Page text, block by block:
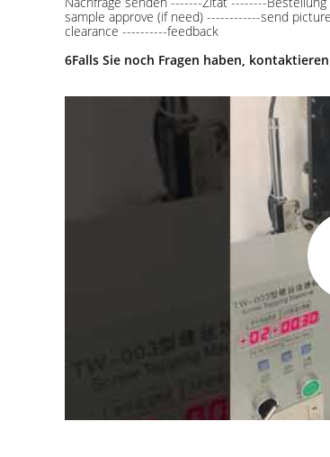
sample approve (if need) ------------send
clearance ----------feedback
6Falls Sie noch Fragen haben,